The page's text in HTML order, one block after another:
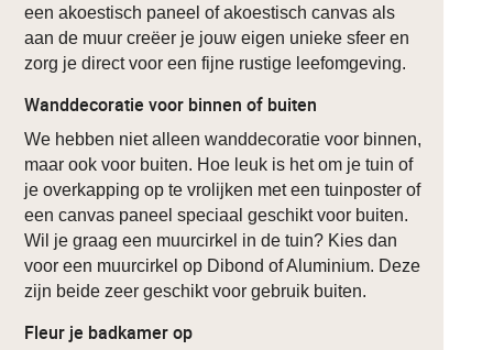
een akoestisch paneel of akoestisch canvas als
aan de muur creëer je jouw eigen unieke sfeer en
zorg je direct voor een fijne rustige leefomgeving.
Wanddecoratie voor binnen of buiten
We hebben niet alleen wanddecoratie voor binnen,
maar ook voor buiten. Hoe leuk is het om je tuin of
je overkapping op te vrolijken met een tuinposter of
een canvas paneel speciaal geschikt voor buiten.
Wil je graag een muurcirkel in de tuin? Kies dan
voor een muurcirkel op Dibond of Aluminium. Deze
zijn beide zeer geschikt voor gebruik buiten.
Fleur je badkamer op